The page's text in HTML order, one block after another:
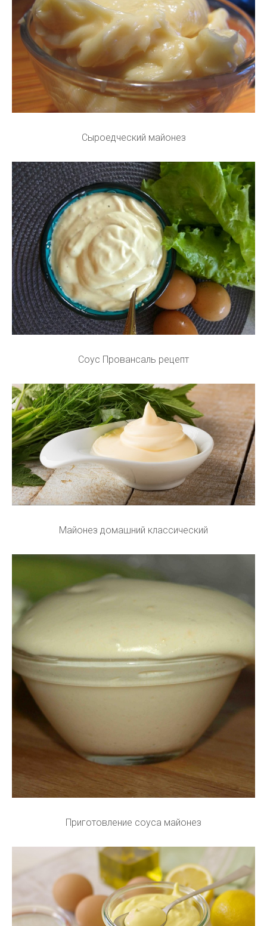
Сыроедческий майонез
Соус Провансаль рецепт
Майонез домашний классический
Приготовление соуса майонез